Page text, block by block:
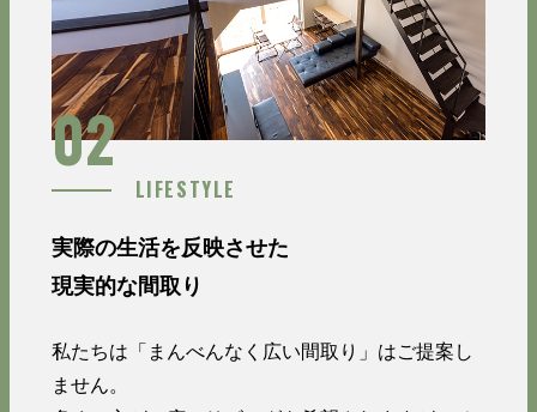
02
LIFESTYLE
実際の生活を反映させた
現実的な間取り
私たちは「まんべんなく広い間取り」はご提案し
ません。